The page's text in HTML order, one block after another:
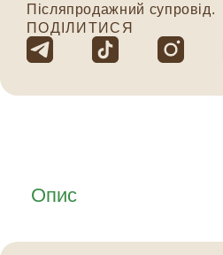
Післяпродажний супровід.
ПОДІЛИТИСЯ
Опис